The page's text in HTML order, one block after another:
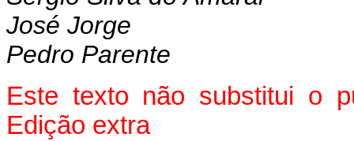
José Jorge
Pedro Parente
Este texto não substitui o
Edição extra